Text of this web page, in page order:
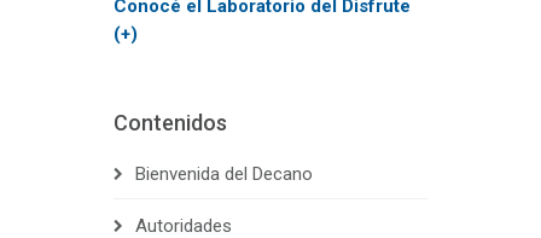
Conocé el Laboratorio del Disfrute
(+)
Contenidos
Bienvenida del Decano
Autoridades